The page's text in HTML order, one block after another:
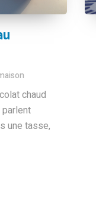
chaud
une tasse,